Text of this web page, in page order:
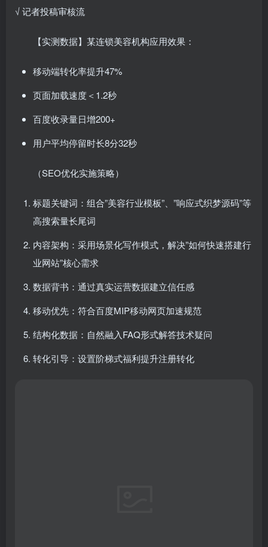
√ 记者投稿审核流
【实测数据】某连锁美容机构应用效果：
移动端转化率提升47%
页面加载速度＜1.2秒
百度收录量日增200+
用户平均停留时长8分32秒
（SEO优化实施策略）
标题关键词：组合”美容行业模板”、”响应式织梦源码”等
高搜索量长尾词
内容架构：采用场景化写作模式，解决”如何快速搭建行
业网站”核心需求
数据背书：通过真实运营数据建立信任感
移动优先：符合百度MIP移动网页加速规范
结构化数据：自然融入FAQ形式解答技术疑问
转化引导：设置阶梯式福利提升注册转化